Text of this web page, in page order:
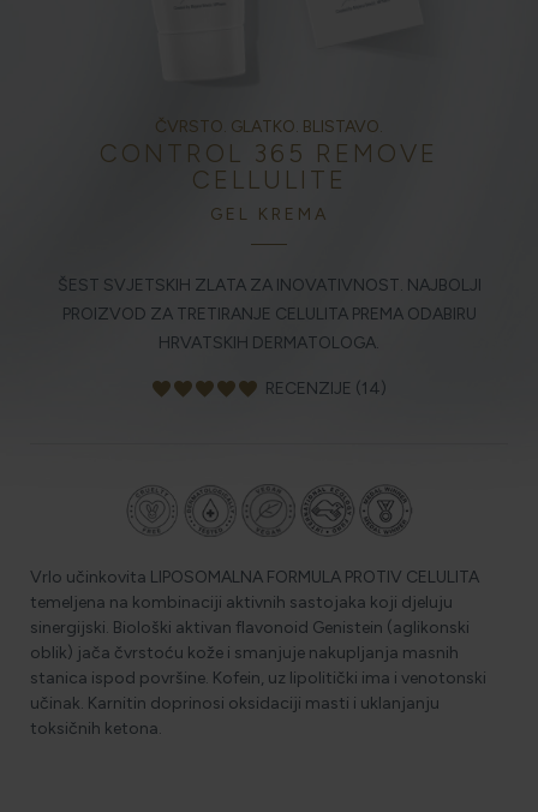
ZLATNI ELIKSIR MEDITERANA: ZAŠTO NAŠA KOŽA
OBOŽAVA SMILJE?
DANA NA PLAŽI?
NJEGA TIJELA NAKON SUNČANJA: ZAŠTO NE BISMO
TREBALI ZABORAVITI KOŽU ISPOD VRATA?
ČVRSTO. GLATKO. BLISTAVO.
CONTROL 365 REMOVE
CELLULITE
GEL KREMA
ŠEST SVJETSKIH ZLATA ZA INOVATIVNOST. NAJBOLJI
PROIZVOD ZA TRETIRANJE CELULITA PREMA ODABIRU
HRVATSKIH DERMATOLOGA.
favoritefavoritefavoritefavoritefavorite RECENZIJE (14)
Vrlo učinkovita LIPOSOMALNA FORMULA PROTIV CELULITA
temeljena na kombinaciji aktivnih sastojaka koji djeluju
sinergijski. Biološki aktivan flavonoid Genistein (aglikonski
oblik) jača čvrstoću kože i smanjuje nakupljanja masnih
stanica ispod površine. Kofein, uz lipolitički ima i venotonski
učinak. Karnitin doprinosi oksidaciji masti i uklanjanju
toksičnih ketona.